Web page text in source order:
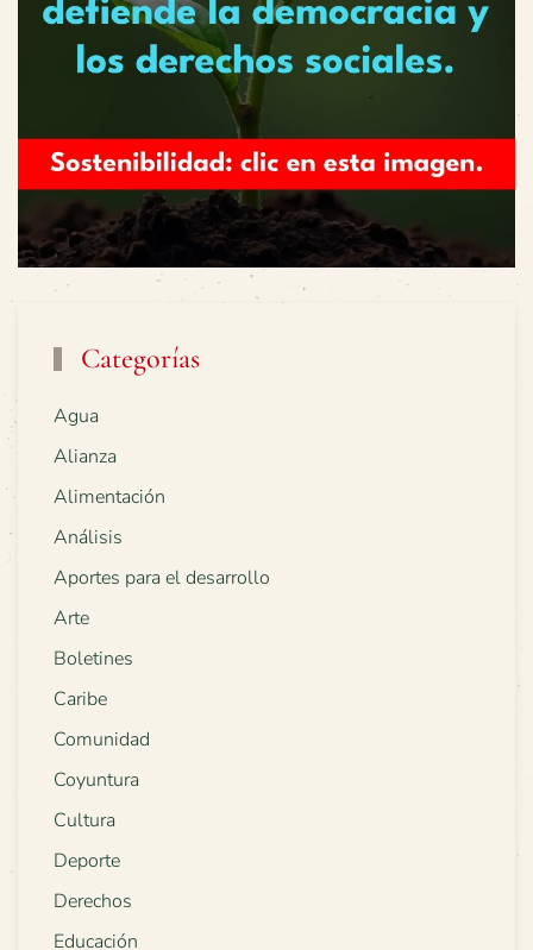
Categorías
Agua
Alianza
Alimentación
Análisis
Aportes para el desarrollo
Arte
Boletines
Caribe
Comunidad
Coyuntura
Cultura
Deporte
Derechos
Educación